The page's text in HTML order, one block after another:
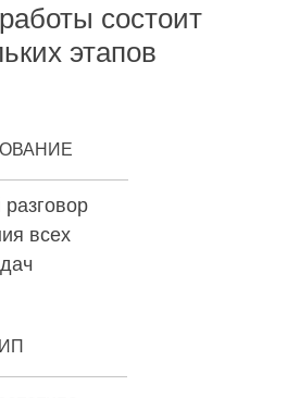
состоит
этапов
всех